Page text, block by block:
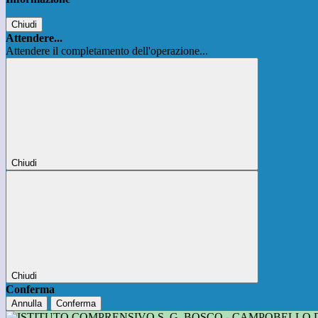
Chiudi
Attendere...
Attendere il completamento dell'operazione...
Chiudi
Chiudi
Conferma
Annulla Conferma